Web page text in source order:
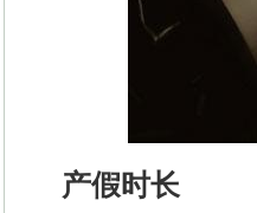
产假时长